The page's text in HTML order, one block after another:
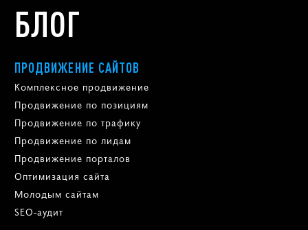
БЛОГ
ПРОДВИЖЕНИЕ САЙТОВ
Комплексное продвижение
Продвижение по позициям
Продвижение по трафику
Продвижение по лидам
Продвижение порталов
Оптимизация сайта
Молодым сайтам
SEO-аудит